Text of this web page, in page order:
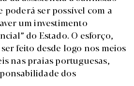
poderá ser possível com a
um investimento
do Estado. O esforço,
feito desde logo nos meios
nas praias portuguesas,
dos